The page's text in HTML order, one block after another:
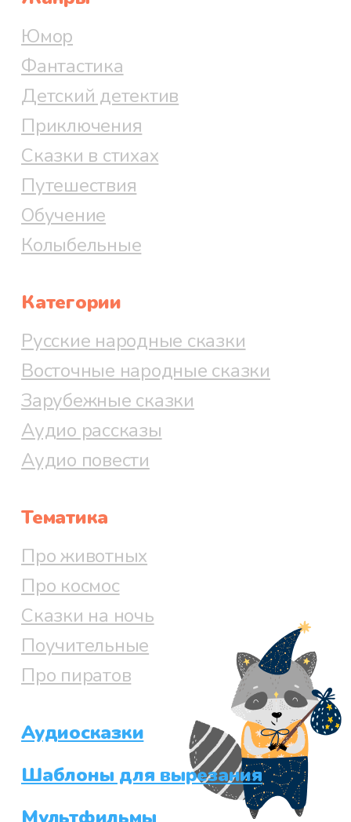
Юмор
Фантастика
Детский детектив
Приключения
Сказки в стихах
Путешествия
Обучение
Колыбельные
Категории
Русские народные сказки
Восточные народные сказки
Зарубежные сказки
Аудио рассказы
Аудио повести
Тематика
Про животных
Про космос
Сказки на ночь
Поучительные
Про пиратов
Аудиосказки
Шаблоны для вырезания
Мультфильмы